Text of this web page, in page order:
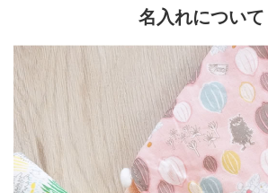
名入れについて